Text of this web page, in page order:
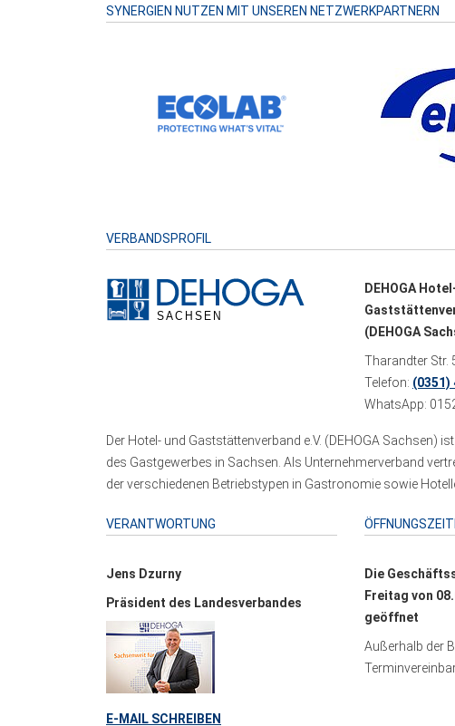
SYNERGIEN NUTZEN MIT UNSEREN NETZWERKPARTNERN
VERBANDSPROFIL
DEHOGA
(DEHOGA
Tharandter Str.
Telefon: (0351)
WhatsApp:
Der Hotel- und Gaststättenverband e.V. (DEHOGA Sachsen)
des Gastgewerbes in Sachsen. Als Unternehmerverband
der verschiedenen Betriebstypen in Gastronomie sowie
VERANTWORTUNG
Jens Dzurny
Präsident des Landesverbandes
E-MAIL SCHREIBEN
Die
Freitag von
geöffnet
Außerhalb der